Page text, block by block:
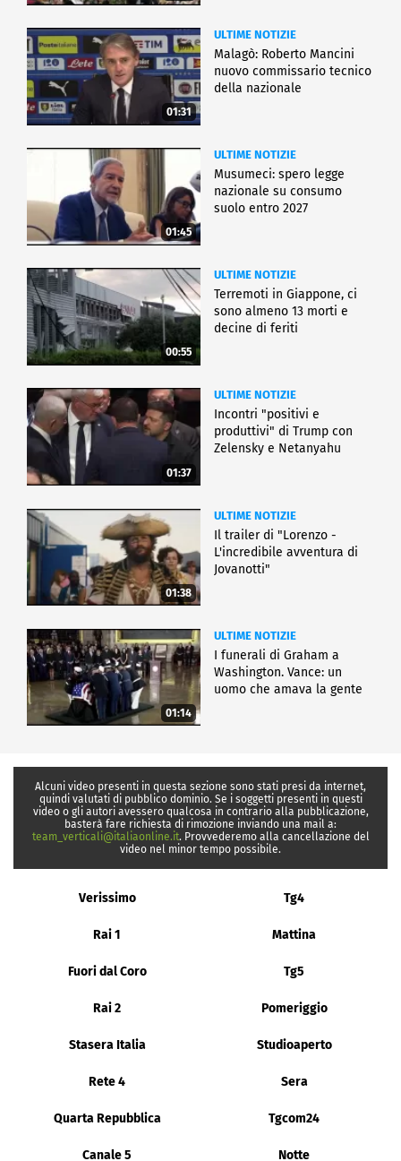
01:31
ULTIME NOTIZIE
Malagò: Roberto Mancini
nuovo commissario tecnico
della nazionale
01:45
ULTIME NOTIZIE
Musumeci: spero legge
nazionale su consumo
suolo entro 2027
00:55
ULTIME NOTIZIE
Terremoti in Giappone, ci
sono almeno 13 morti e
decine di feriti
01:37
ULTIME NOTIZIE
Incontri "positivi e
produttivi" di Trump con
Zelensky e Netanyahu
01:38
ULTIME NOTIZIE
Il trailer di "Lorenzo -
L'incredibile avventura di
Jovanotti"
01:14
ULTIME NOTIZIE
I funerali di Graham a
Washington. Vance: un
uomo che amava la gente
Alcuni video presenti in questa sezione sono stati presi da internet,
quindi valutati di pubblico dominio. Se i soggetti presenti in questi
video o gli autori avessero qualcosa in contrario alla pubblicazione,
basterà fare richiesta di rimozione inviando una mail a:
team_verticali@italiaonline.it. Provvederemo alla cancellazione del
video nel minor tempo possibile.
Verissimo Tg4
Rai 1 Mattina
Fuori dal Coro Tg5
Rai 2 Pomeriggio
Stasera Italia Studioaperto
Rete 4 Sera
Quarta Repubblica Tgcom24
Canale 5 Notte